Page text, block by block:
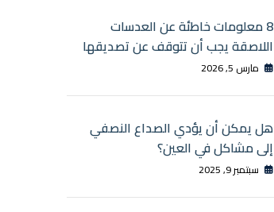
8 معلومات خاطئة عن العدسات
اللاصقة يجب أن تتوقف عن تصديقها
مارس 5, 2026
هل يمكن أن يؤدي الصداع النصفي
إلى مشاكل في العين؟
سبتمبر 9, 2025